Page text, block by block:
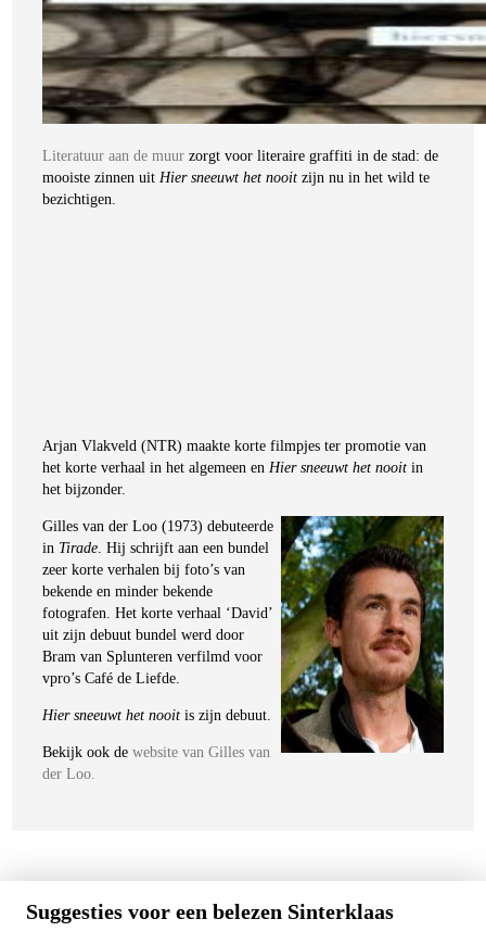
Literatuur aan de muurzorgt voor literaire graffiti in de stad: de
mooiste zinnen uit Hier sneeuwt het nooit zijn nu in het wild te
bezichtigen.
Arjan Vlakveld (NTR) maakte korte filmpjes ter promotie van
het korte verhaal in het algemeen en Hier sneeuwt het nooit in
het bijzonder.
Gilles van der Loo (1973) debuteerde
in Tirade . Hij schrijft aan een bundel
zeer korte verhalen bij foto’s van
bekende en minder bekende
fotografen. Het korte verhaal ‘David’
uit zijn debuut bundel werd door
Bram van Splunteren verfilmd voor
vpro’s Café de Liefde.
Hier sneeuwt het nooit is zijn debuut.
Bekijk ook dewebsite van Gilles van
der Loo.
Suggesties voor een belezen Sinterklaas